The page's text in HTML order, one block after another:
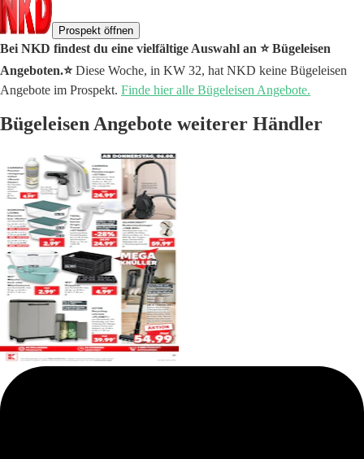
Prospekt öffnen
Bei NKD findest du eine vielfältige Auswahl an ⭐️ Bügeleisen
Angeboten.⭐️Diese Woche, in KW 32, hat NKD keine Bügeleisen
Angebote im Prospekt. Finde hier alle Bügeleisen Angebote.
Bügeleisen Angebote weiterer Händler